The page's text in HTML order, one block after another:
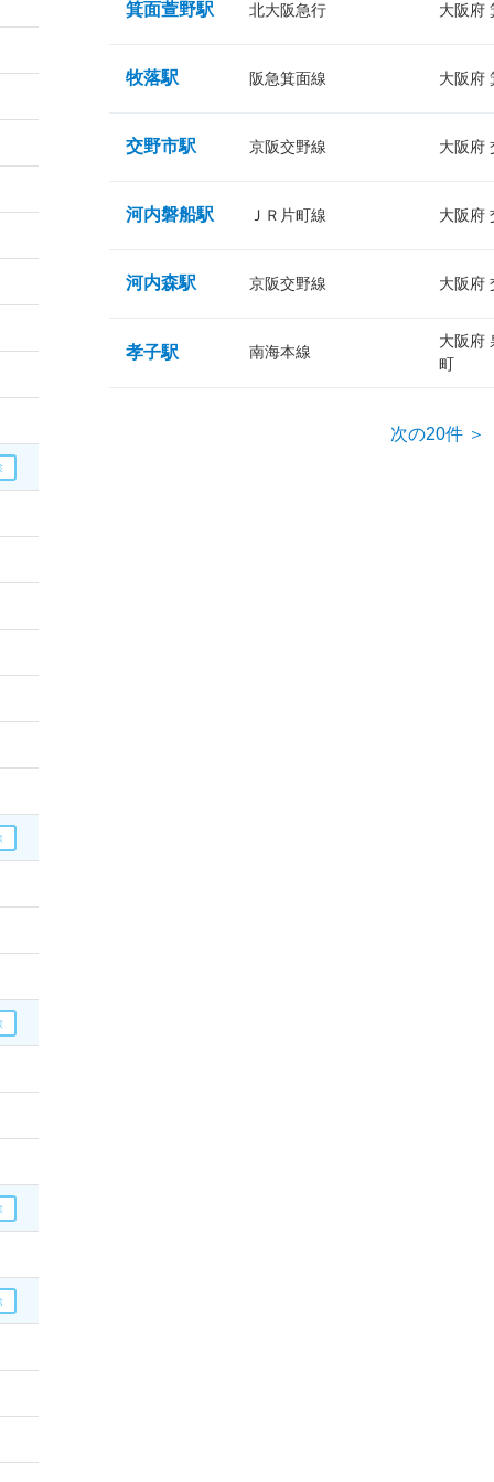
箕面萱野駅 北大阪急行 大阪府
牧落駅 阪急箕面線 大阪府
交野市駅 京阪交野線 大阪府
河内磐船駅 ＪＲ片町線 大阪府
河内森駅 京阪交野線 大阪府
孝子駅 南海本線
大阪府
町
次の20件 ＞